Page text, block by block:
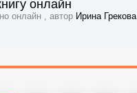
онлайн
онлайн , автор Ирина Грекова